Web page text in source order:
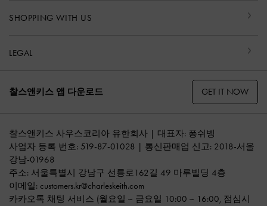
SHOPPING WITH US
LEGAL
찰스앤키스 앱 다운로드 GET IT NOW
찰스앤키스 사우스코리아 유한회사 | 대표자: 퐁쉬벵
사업자 등록 번호: 519-87-01028 | 통신판매업 신고: 2018-서울
강남-01968
주소: 서울특별시 강남구 선릉로162길 49 마루빌딩 4층
이메일: customers.kr@charleskeith.com
카카오톡 채팅 서비스 (월요일 ~ 금요일 10:00 ~ 16:00, 점심시